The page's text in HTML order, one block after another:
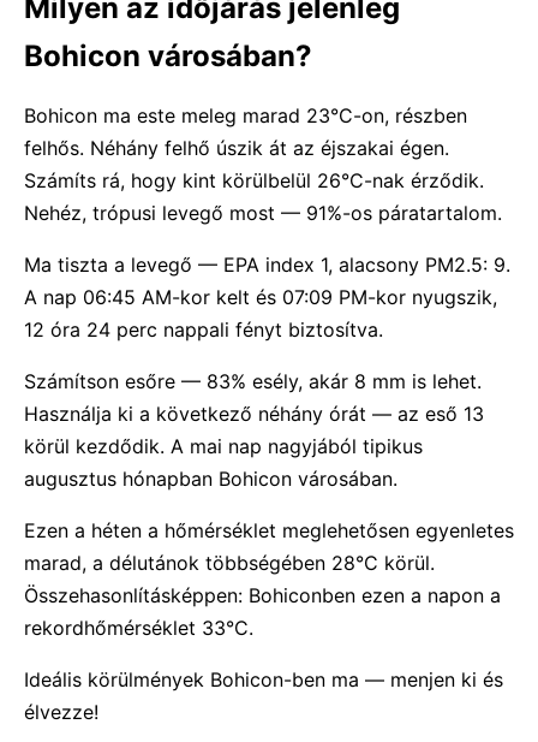
Milyen az időjárás jelenleg
Bohicon városában?
Bohicon ma este meleg marad 23°C-on, részben
felhős. Néhány felhő úszik át az éjszakai égen.
Számíts rá, hogy kint körülbelül 26°C-nak érződik.
Nehéz, trópusi levegő most — 91%-os páratartalom.
Ma tiszta a levegő — EPA index 1, alacsony PM2.5: 9.
A nap 06:45 AM-kor kelt és 07:09 PM-kor nyugszik,
12 óra 24 perc nappali fényt biztosítva.
Számítson esőre — 83% esély, akár 8 mm is lehet.
Használja ki a következő néhány órát — az eső 13
körül kezdődik. A mai nap nagyjából tipikus
augusztus hónapban Bohicon városában.
Ezen a héten a hőmérséklet meglehetősen egyenletes
marad, a délutánok többségében 28°C körül.
Összehasonlításképpen: Bohiconben ezen a napon a
rekordhőmérséklet 33°C.
Ideális körülmények Bohicon-ben ma — menjen ki és
élvezze!